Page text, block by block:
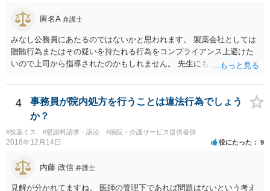
匿名A 弁護士
みなし公務員にあたるのではないかと思われます。 製薬会社としては
贈賄行為またはその疑いを持たれる行為をコンプライアンス上避けた
いので上司から指導されたのかもしれません。 先生にも万一迷惑をか
4
事務員が院内処方を行うことは違法行為でしょう
か？
#投薬ミス #慰謝料請求・訴訟 #病院・介護サービス提供者側
2018年12月14日 役にたった 9
内藤 政信 弁護士
見解が分かれてますね。 医師の管理下であれば問題はないという考え